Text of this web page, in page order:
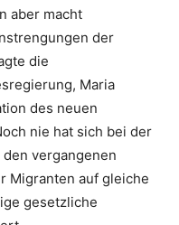
aber macht
der
die
Maria
des neuen
nie hat sich bei der
vergangenen
Migranten auf gleiche
gesetzliche